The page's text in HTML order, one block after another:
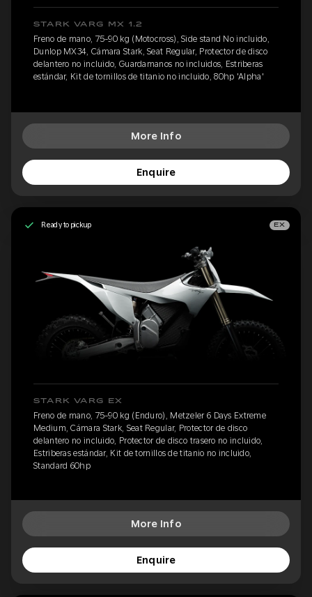
STARK VARG MX 1.2
Freno de mano, 75-90 kg (Motocross), Side stand No incluido,
Dunlop MX34, Cámara Stark, Seat Regular, Protector de disco
delantero no incluido, Guardamanos no incluidos, Estriberas
estándar, Kit de tornillos de titanio no incluido, 80hp 'Alpha'
More Info
Enquire
Ready to pickup EX
STARK VARG EX
Freno de mano, 75-90 kg (Enduro), Metzeler 6 Days Extreme
Medium, Cámara Stark, Seat Regular, Protector de disco
delantero no incluido, Protector de disco trasero no incluido,
Estriberas estándar, Kit de tornillos de titanio no incluido,
Standard 60hp
More Info
Enquire